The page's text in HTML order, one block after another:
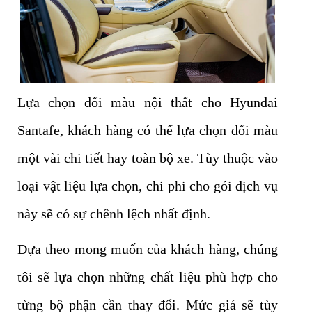
Lựa chọn đổi màu nội thất cho Hyundai
Santafe, khách hàng có thể lựa chọn đổi màu
một vài chi tiết hay toàn bộ xe. Tùy thuộc vào
loại vật liệu lựa chọn, chi phi cho gói dịch vụ
này sẽ có sự chênh lệch nhất định.
Dựa theo mong muốn của khách hàng, chúng
tôi sẽ lựa chọn những chất liệu phù hợp cho
từng bộ phận cần thay đổi. Mức giá sẽ tùy